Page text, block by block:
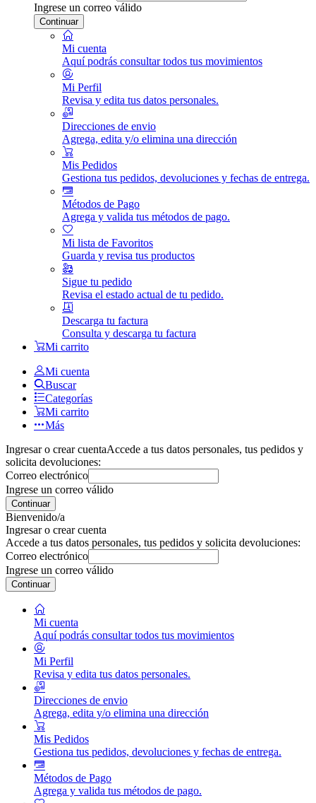
Ingrese un correo válido
Continuar
Mi cuenta
Aquí podrás consultar todos tus movimientos
Mi Perfil
Revisa y edita tus datos personales.
Direcciones de envio
Agrega, edita y/o elimina una dirección
Mis Pedidos
Gestiona tus pedidos, devoluciones y fechas de entrega.
Métodos de Pago
Agrega y valida tus métodos de pago.
Mi lista de Favoritos
Guarda y revisa tus productos
Sigue tu pedido
Revisa el estado actual de tu pedido.
Descarga tu factura
Consulta y descarga tu factura
Mi carrito
Mi cuenta
Buscar
Categorías
Mi carrito
Más
Ingresar o crear cuentaAccede a tus datos personales, tus pedidos y
solicita devoluciones:
Correo electrónico
Ingrese un correo válido
Continuar
Bienvenido/a
Ingresar o crear cuenta
Accede a tus datos personales, tus pedidos y solicita devoluciones:
Correo electrónico
Ingrese un correo válido
Continuar
Mi cuenta
Aquí podrás consultar todos tus movimientos
Mi Perfil
Revisa y edita tus datos personales.
Direcciones de envio
Agrega, edita y/o elimina una dirección
Mis Pedidos
Gestiona tus pedidos, devoluciones y fechas de entrega.
Métodos de Pago
Agrega y valida tus métodos de pago.